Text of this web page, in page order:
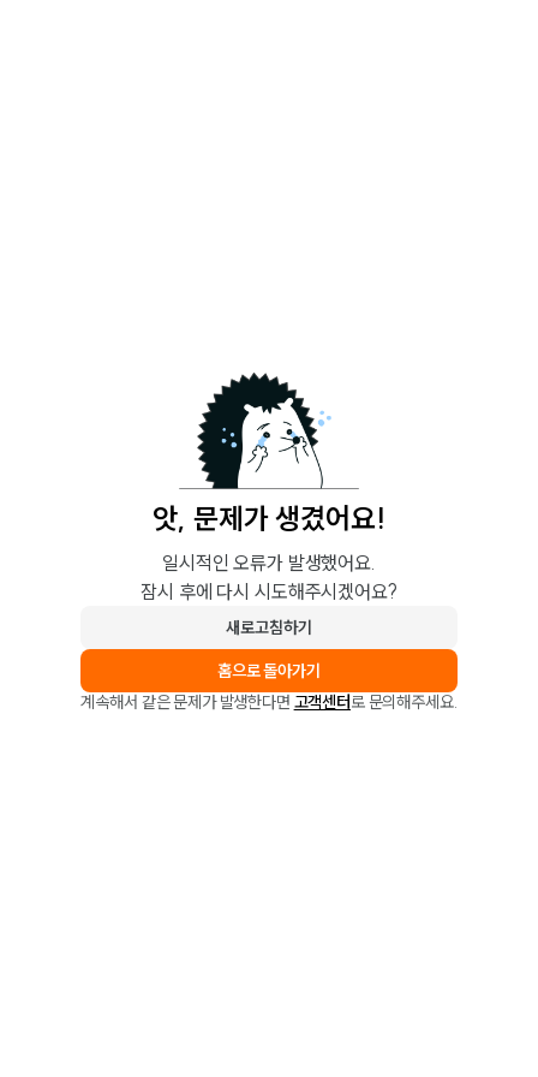
앗, 문제가 생겼어요!
일시적인 오류가 발생했어요.
잠시 후에 다시 시도해주시겠어요?
새로고침하기
홈으로 돌아가기
계속해서 같은 문제가 발생한다면 고객센터로 문의해주세요.